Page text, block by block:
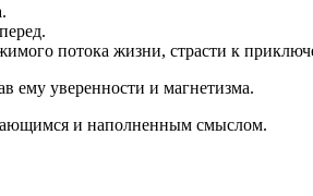
потока жизни, страсти к
ему уверенности и магнетизма.
и наполненным смыслом.